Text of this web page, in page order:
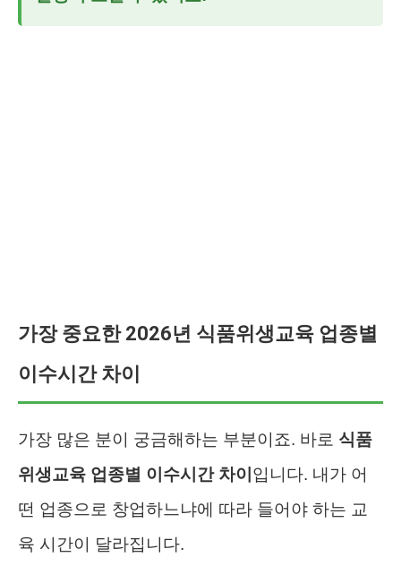
가장 중요한 2026년 식품위생교육 업종별
이수시간 차이
가장 많은 분이 궁금해하는 부분이죠. 바로 식품
위생교육 업종별 이수시간 차이 입니다. 내가 어
떤 업종으로 창업하느냐에 따라 들어야 하는 교
육 시간이 달라집니다.